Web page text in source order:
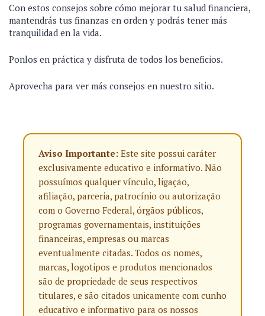
Con estos consejos sobre cómo mejorar tu salud financiera,
mantendrás tus finanzas en orden y podrás tener más
tranquilidad en la vida.
Ponlos en práctica y disfruta de todos los beneficios.
Aprovecha para ver más consejos en nuestro sitio.
Aviso Importante: Este site possui caráter
exclusivamente educativo e informativo. Não
possuímos qualquer vínculo, ligação,
afiliação, parceria, patrocínio ou autorização
com o Governo Federal, órgãos públicos,
programas governamentais, instituições
financeiras, empresas ou marcas
eventualmente citadas. Todos os nomes,
marcas, logotipos e produtos mencionados
são de propriedade de seus respectivos
titulares, e são citados unicamente com cunho
educativo e informativo para os nossos